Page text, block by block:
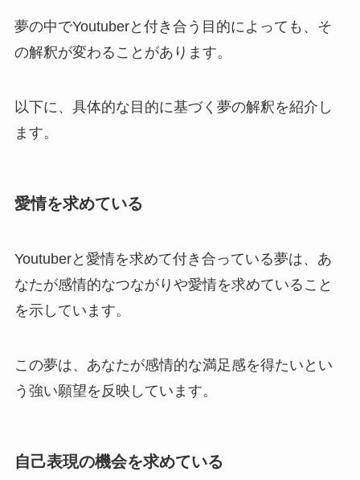
夢の中でYoutuberと付き合う目的によっても、そ
の解釈が変わることがあります。
以下に、具体的な目的に基づく夢の解釈を紹介し
ます。
愛情を求めている
Youtuberと愛情を求めて付き合っている夢は、あ
なたが感情的なつながりや愛情を求めていること
を示しています。
この夢は、あなたが感情的な満足感を得たいとい
う強い願望を反映しています。
自己表現の機会を求めている